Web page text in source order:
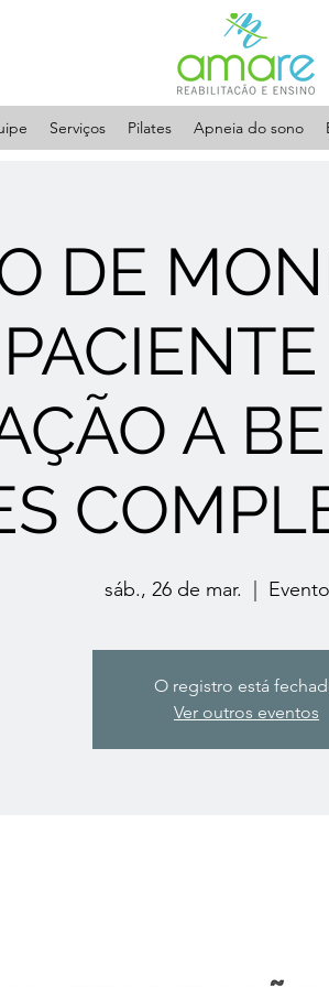
Serviços Pilates Apneia do sono
DE
A
sáb., 26 de mar.
O registro está
Ver outros eventos